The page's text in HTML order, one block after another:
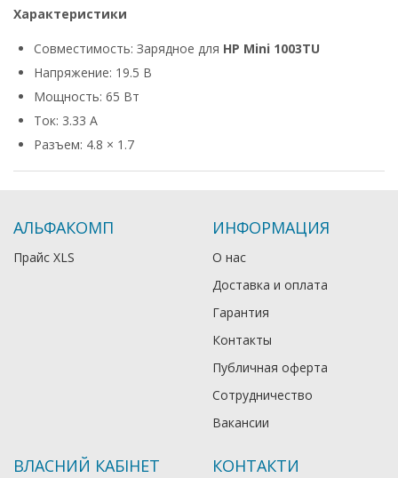
Характеристики
Совместимость: Зарядное для HP Mini 1003TU
Напряжение: 19.5 В
Мощность: 65 Вт
Ток: 3.33 А
Разъем: 4.8 × 1.7
АЛЬФАКОМП
Прайс XLS
ИНФОРМАЦИЯ
О нас
Доставка и оплата
Гарантия
Контакты
Публичная оферта
Сотрудничество
Вакансии
ВЛАСНИЙ КАБІНЕТ КОНТАКТИ